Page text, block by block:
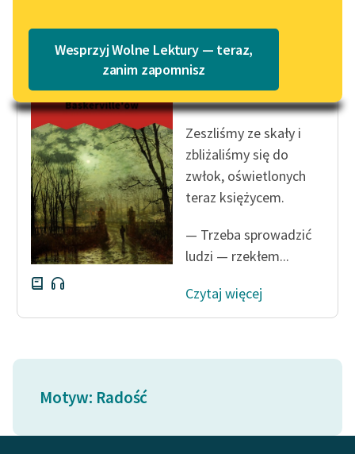
Lektury szkolne i klasyka
literatury do słuchania dla
uczennic i uczniów z
niepełnosprawnościami
E-kolekcja lektur
szkolnych i literatury do
słuchania dla uczennic i
uczniów z
niepełnosprawnościami
Feministyczne inspiracje.
Popularyzacja
feministycznej
twórców przechodzących
Katalog w formacie PDF
Wesprzyj Wolne Lektury — teraz,
zanim zapomniszArthur Conan Doyle
Pies Baskerville'ów
Zeszliśmy ze skały i
zbliżaliśmy się do
zwłok, oświetlonych
teraz księżycem.
— Trzeba sprowadzić
ludzi — rzekłem...
Czytaj więcej
Motyw: Radość